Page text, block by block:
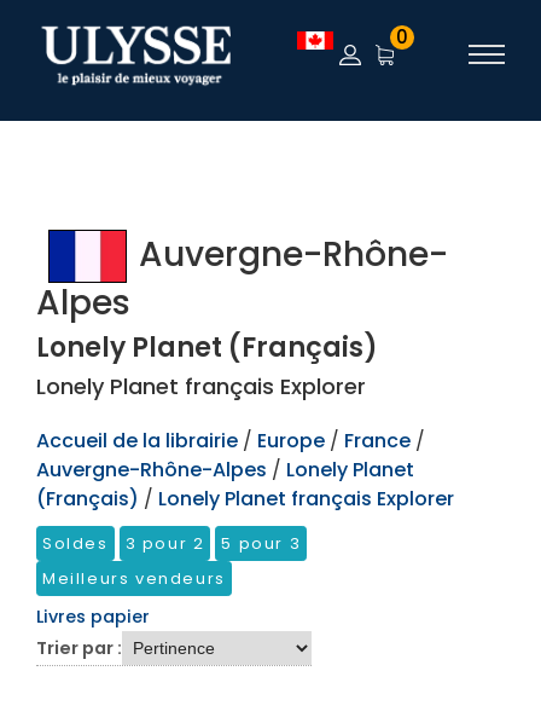
TEST 0
Auvergne-Rhône-
Alpes
Lonely Planet (Français)
Lonely Planet français Explorer
Accueil de la librairie / Europe / France /
Auvergne-Rhône-Alpes / Lonely Planet
(Français) / Lonely Planet français Explorer
Soldes 3 pour 2
5 pour 3
Meilleurs vendeurs
Livres papier
Trier par :